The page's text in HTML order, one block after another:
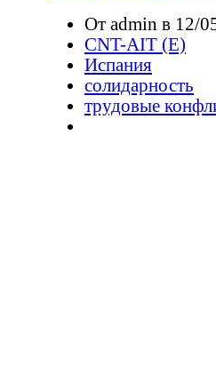
От admin в 12/
CNT-AIT (E)
Испания
солидарность
трудовые